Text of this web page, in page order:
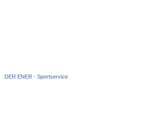
DER ENER - Sportservice